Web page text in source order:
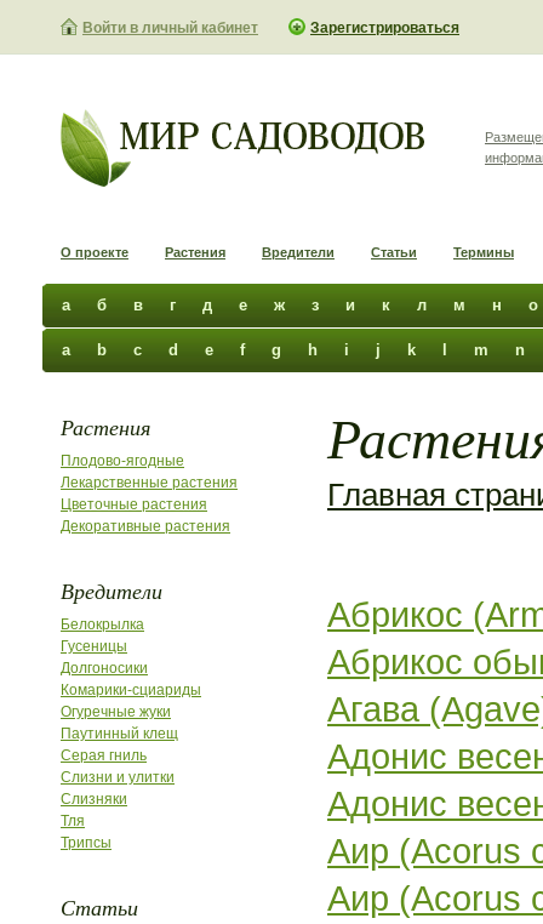
Войти в личный кабинет Зарегистрироваться
О проекте Растения Вредители Статьи Термины
а б в г д е ж з и к л м н о
a b c d e f g h i j k m n
Растения
Плодово-ягодные
Лекарственные растения
Цветочные растения
Декоративные растения
Вредители
Белокрылка
Гусеницы
Долгоносики
Комарики-сциариды
Огуречные жуки
Паутинный клещ
Серая гниль
Слизни и улитки
Слизняки
Тля
Трипсы
Статьи
Главная
Абрикос
Абрикос
Агава
Адонис
Адонис
Аир (Acorus
Аир (Acorus